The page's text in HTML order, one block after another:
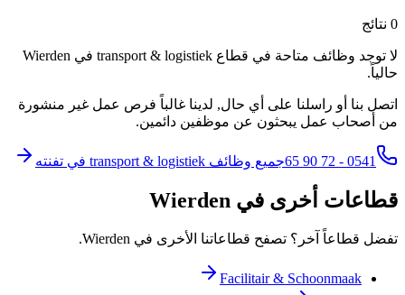
0 نتائج
لا توجد وظائف متاحة في قطاع transport & logistiek في Wierden
حالياً.
اتصل بنا أو راسلنا على أي حال, لدينا غالباً فرص عمل غير منشورة
من أصحاب عمل يبحثون عن موظفين دائمين.
0541 - 72 90 65 جميع وظائف transport & logistiek في تفنته
قطاعات أخرى في Wierden
تفضل قطاعاً آخر؟ تصفح قطاعاتنا الأخرى في Wierden.
Facilitair & Schoonmaak